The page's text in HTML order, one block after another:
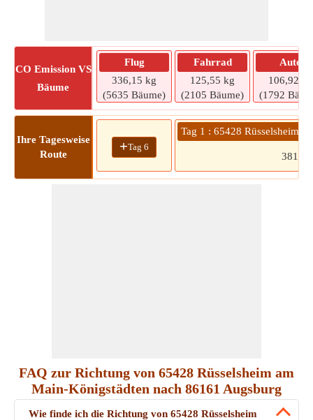
CO Emission VS
Bäume
Flug
336,15 kg
(5635 Bäume)
Fahrrad
125,55 kg
(2105 Bäume)
Auto
106,92 kg
(1792
Ihre Tagesweise
Route
+Tag 6
Tag 1 : 65428 Rüsselsheim
381
FAQ zur Richtung von 65428 Rüsselsheim am
Main-Königstädten nach 86161 Augsburg
Wie finde ich die Richtung von 65428 Rüsselsheim